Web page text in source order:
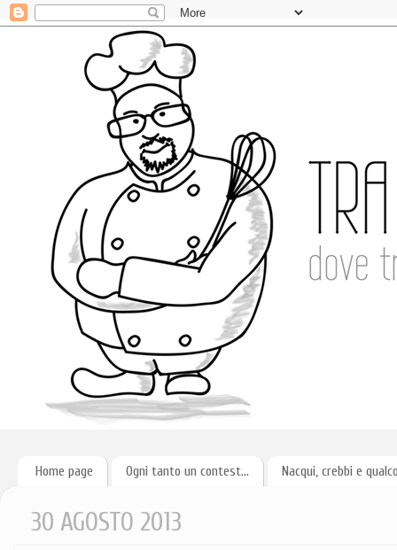
Home page Ogni tanto un contest... Nacqui, crebbi e
30 AGOSTO 2013